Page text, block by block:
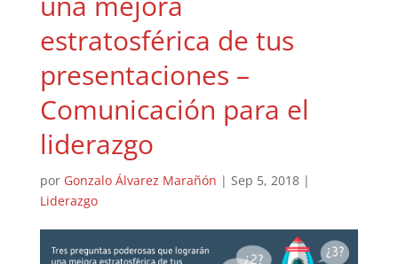
estratosférica de tus
presentaciones –
Comunicación para el
liderazgo
por Gonzalo Álvarez Marañón | Sep 5, 2018|
Liderazgo